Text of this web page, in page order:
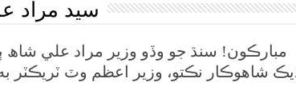
سيد مراد
مبارڪون! سنڌ جو وڏو وزير مراد علي